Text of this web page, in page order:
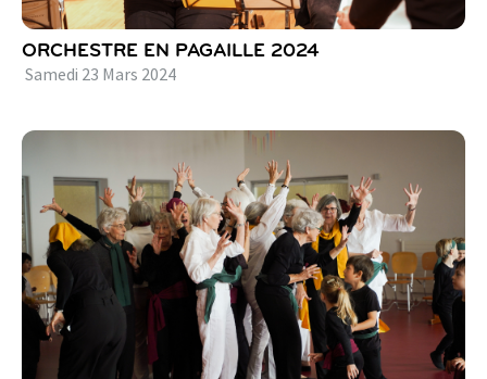
ORCHESTRE EN PAGAILLE 2024
Samedi 23 Mars 2024